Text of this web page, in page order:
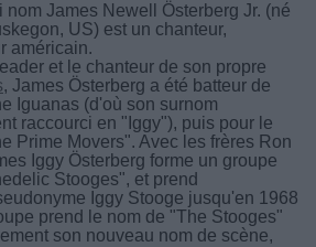
nom James Newell Österberg Jr. (né
US) est un chanteur,
américain.
et le chanteur de son propre
, James Österberg a été batteur de
Iguanas (d'où son surnom
raccourci en "Iggy"), puis pour le
Prime Movers". Avec les frères Ron
Iggy Österberg forme un groupe
Stooges", et prend
Iggy Stooge jusqu'en 1968
prend le nom de "The Stooges"
son nouveau nom de scène,